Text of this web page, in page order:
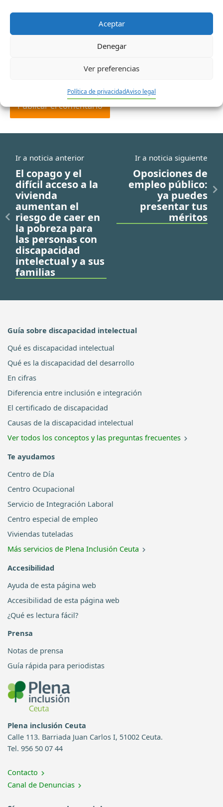
Aceptar
Denegar
Ver preferencias
Política de privacidadAviso legal
Correo
electrónico*
Ir a noticia anterior
El copago y el
difícil acceso a la
vivienda
aumentan el
riesgo de caer en
la pobreza para
las personas con
discapacidad
intelectual y a sus
familias
Ir a noticia siguiente
Oposiciones de
empleo público:
ya puedes
presentar tus
méritos
Guía sobre discapacidad intelectual
Qué es discapacidad intelectual
Qué es la discapacidad del desarrollo
En cifras
Diferencia entre inclusión e integración
El certificado de discapacidad
Causas de la discapacidad intelectual
Ver todos los conceptos y las preguntas frecuentes
Te ayudamos
Centro de Día
Centro Ocupacional
Servicio de Integración Laboral
Centro especial de empleo
Viviendas tuteladas
Más servicios de Plena Inclusión Ceuta
Accesibilidad
Ayuda de esta página web
Accesibilidad de esta página web
¿Qué es lectura fácil?
Prensa
Notas de prensa
Guía rápida para periodistas
Plena inclusión Ceuta
Calle 113. Barriada Juan Carlos I, 51002 Ceuta.
Tel. 956 50 07 44
Contacto
Canal de Denuncias